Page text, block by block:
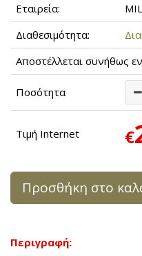
Εταιρεία:
Διαθεσιμότητα:
Αποστέλλεται συνήθως
Ποσότητα
Τιμή Internet €
Προσθήκη στο
Περιγραφή: